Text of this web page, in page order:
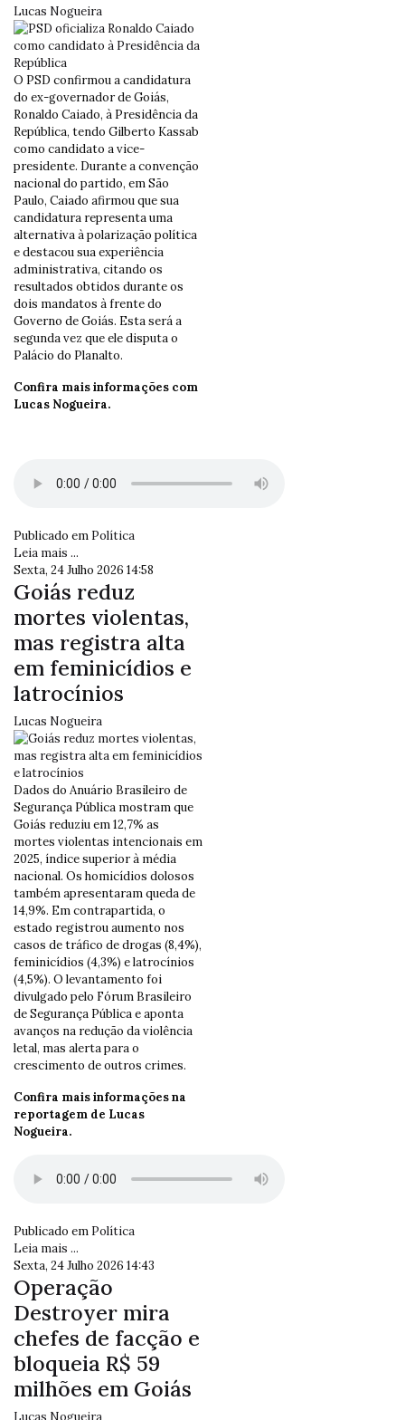
Lucas Nogueira
O PSD confirmou a candidatura
do ex-governador de Goiás,
Ronaldo Caiado, à Presidência da
República, tendo Gilberto Kassab
como candidato a vice-
presidente. Durante a convenção
nacional do partido, em São
Paulo, Caiado afirmou que sua
candidatura representa uma
alternativa à polarização política
e destacou sua experiência
administrativa, citando os
resultados obtidos durante os
dois mandatos à frente do
Governo de Goiás. Esta será a
segunda vez que ele disputa o
Palácio do Planalto.
Confira mais informações com
Lucas Nogueira.
Publicado em Política
Leia mais ...
Sexta, 24 Julho 2026 14:58
Goiás reduz
mortes violentas,
mas registra alta
em feminicídios e
latrocínios
Lucas Nogueira
Dados do Anuário Brasileiro de
Segurança Pública mostram que
Goiás reduziu em 12,7% as
mortes violentas intencionais em
2025, índice superior à média
nacional. Os homicídios dolosos
também apresentaram queda de
14,9%. Em contrapartida, o
estado registrou aumento nos
casos de tráfico de drogas (8,4%),
feminicídios (4,3%) e latrocínios
(4,5%). O levantamento foi
divulgado pelo Fórum Brasileiro
de Segurança Pública e aponta
avanços na redução da violência
letal, mas alerta para o
crescimento de outros crimes.
Confira mais informações na
reportagem de Lucas
Nogueira.
Publicado em Política
Leia mais ...
Sexta, 24 Julho 2026 14:43
Operação
Destroyer mira
chefes de facção e
bloqueia R$ 59
milhões em Goiás
Lucas Nogueira